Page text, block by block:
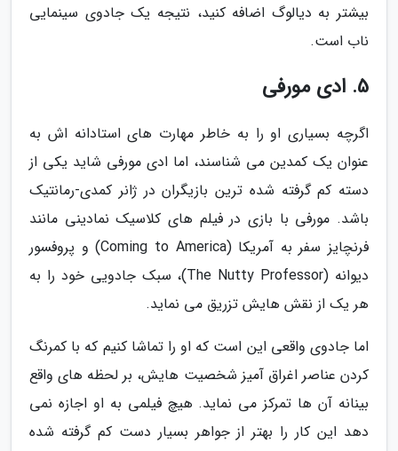
بیشتر به دیالوگ اضافه کنید، نتیجه یک جادوی سینمایی
ناب است.
5. ادی مورفی
اگرچه بسیاری او را به خاطر مهارت های استادانه اش به
عنوان یک کمدین می شناسند، اما ادی مورفی شاید یکی از
دسته کم گرفته شده ترین بازیگران در ژانر کمدی-رمانتیک
باشد. مورفی با بازی در فیلم های کلاسیک نمادینی مانند
فرنچایز سفر به آمریکا (Coming to America) و پروفسور
دیوانه (The Nutty Professor)، سبک جادویی خود را به
هر یک از نقش هایش تزریق می نماید.
اما جادوی واقعی این است که او را تماشا کنیم که با کمرنگ
کردن عناصر اغراق آمیز شخصیت هایش، بر لحظه های واقع
بینانه آن ها تمرکز می نماید. هیچ فیلمی به او اجازه نمی
دهد این کار را بهتر از جواهر بسیار دست کم گرفته شده